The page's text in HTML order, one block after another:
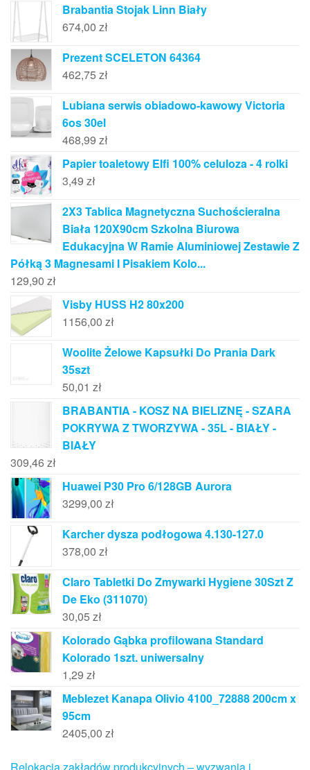
Brabantia Stojak Linn Biały
674,00 zł
Prezent SCELETON 64364
462,75 zł
Lubiana serwis obiadowo-kawowy Victoria
6os 30el
468,99 zł
Papier toaletowy Elfi 100% celuloza - 4 rolki
3,49 zł
2X3 Tablica Magnetyczna Suchościeralna
Biała 120X90cm Szkolna Biurowa
Edukacyjna W Ramie Aluminiowej Zestawie Z
Półką 3 Magnesami I Pisakiem Kolo...
129,90 zł
Visby HUSS H2 80x200
1156,00 zł
Woolite Żelowe Kapsułki Do Prania Dark
35szt
50,01 zł
BRABANTIA - KOSZ NA BIELIZNĘ - SZARA
POKRYWA Z TWORZYWA - 35L - BIAŁY -
BIAŁY
309,46 zł
Huawei P30 Pro 6/128GB Aurora
3299,00 zł
Karcher dysza podłogowa 4.130-127.0
378,00 zł
Claro Tabletki Do Zmywarki Hygiene 30Szt Z
De Eko (311070)
30,05 zł
Kolorado Gąbka profilowana Standard
Kolorado 1szt. uniwersalny
1,29 zł
Meblezet Kanapa Olivio 4100_72888 200cm x
95cm
2405,00 zł
Relokacja zakładów produkcyjnych – wyzwania i